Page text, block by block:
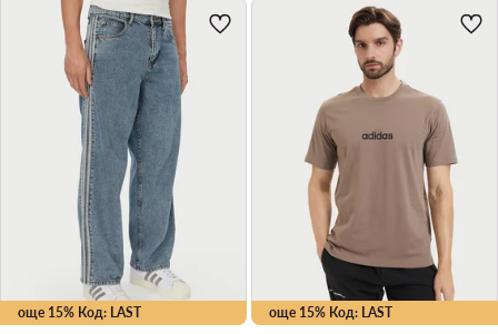
още 15% Код: LAST още 15% Код: LAST